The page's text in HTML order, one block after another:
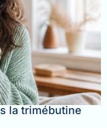
la trimébutine